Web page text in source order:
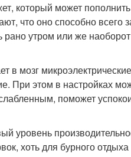
который может
что оно способно всего
рано утром или же
в мозг
При этом в настройках
поможет
уровень
хоть для бурного